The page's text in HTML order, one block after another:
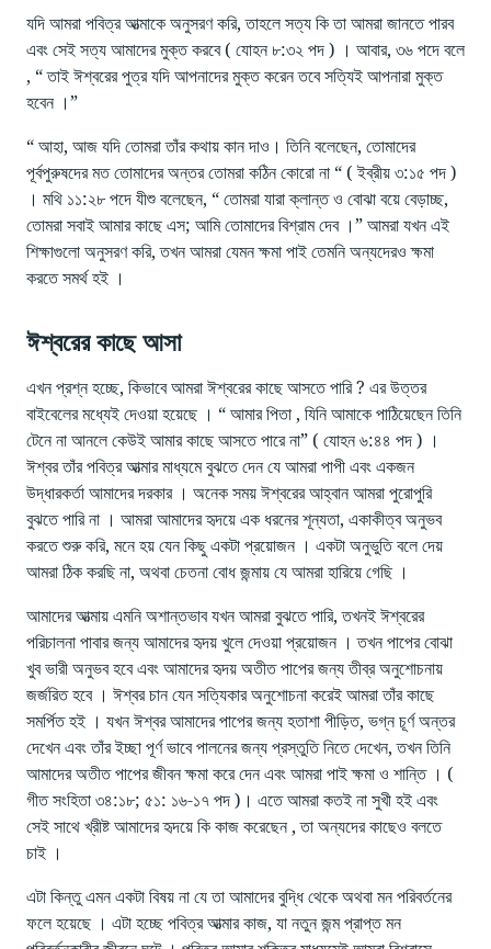
যদি আমরা পবিত্র আত্মাকে অনুসরণ করি, তাহলে সত্য কি তা আমরা জানতে পারব
এবং সেই সত্য আমাদের মুক্ত করবে ( যোহন ৮:৩২ পদ ) । আবার, ৩৬ পদে বলে
, “ তাই ঈশ্বরের পুত্র যদি আপনাদের মুক্ত করেন তবে সত্যিই আপনারা মুক্ত
হবেন ।”
“ আহা, আজ যদি তোমরা তাঁর কথায় কান দাও। তিনি বলেছেন, তোমাদের
পূর্বপুরুষদের মত তোমাদের অন্তর তোমরা কঠিন কোরো না “ ( ইব্রীয় ৩:১৫ পদ )
। মথি ১১:২৮ পদে যীশু বলেছেন, “ তোমরা যারা ক্লান্ত ও বোঝা বয়ে বেড়াচ্ছ,
তোমরা সবাই আমার কাছে এস; আমি তোমাদের বিশ্রাম দেব ।” আমরা যখন এই
শিক্ষাগুলো অনুসরণ করি, তখন আমরা যেমন ক্ষমা পাই তেমনি অন্যদেরও ক্ষমা
করতে সমর্থ হই ।
ঈশ্বরের কাছে আসা
এখন প্রশ্ন হচ্ছে, কিভাবে আমরা ঈশ্বরের কাছে আসতে পারি ? এর উত্তর
বাইবেলের মধ্যেই দেওয়া হয়েছে । “ আমার পিতা , যিনি আমাকে পাঠিয়েছেন তিনি
টেনে না আনলে কেউই আমার কাছে আসতে পারে না” ( যোহন ৬:৪৪ পদ ) ।
ঈশ্বর তাঁর পবিত্র আত্মার মাধ্যমে বুঝতে দেন যে আমরা পাপী এবং একজন
উদ্ধারকর্তা আমাদের দরকার । অনেক সময় ঈশ্বরের আহ্বান আমরা পুরোপুরি
বুঝতে পারি না । আমরা আমাদের হৃদয়ে এক ধরনের শূন্যতা, একাকীত্ব অনুভব
করতে শুরু করি, মনে হয় যেন কিছু একটা প্রয়োজন । একটা অনুভুতি বলে দেয়
আমরা ঠিক করছি না, অথবা চেতনা বোধ জন্মায় যে আমরা হারিয়ে গেছি ।
আমাদের আত্মায় এমনি অশান্তভাব যখন আমরা বুঝতে পারি, তখনই ঈশ্বরের
পরিচালনা পাবার জন্য আমাদের হৃদয় খুলে দেওয়া প্রয়োজন । তখন পাপের বোঝা
খুব ভারী অনুভব হবে এবং আমাদের হৃদয় অতীত পাপের জন্য তীব্র অনুশোচনায়
জর্জরিত হবে । ঈশ্বর চান যেন সত্যিকার অনুশোচনা করেই আমরা তাঁর কাছে
সমর্পিত হই । যখন ঈশ্বর আমাদের পাপের জন্য হতাশা পীড়িত, ভগ্ন চূর্ণ অন্তর
দেখেন এবং তাঁর ইচ্ছা পূর্ণ ভাবে পালনের জন্য প্রস্তুতি নিতে দেখেন, তখন তিনি
আমাদের অতীত পাপের জীবন ক্ষমা করে দেন এবং আমরা পাই ক্ষমা ও শান্তি । (
গীত সংহিতা ৩৪:১৮; ৫১: ১৬-১৭ পদ )। এতে আমরা কতই না সুখী হই এবং
সেই সাথে খ্রীষ্ট আমাদের হৃদয়ে কি কাজ করেছেন , তা অন্যদের কাছেও বলতে
চাই ।
এটা কিন্তু এমন একটা বিষয় না যে তা আমাদের বুদ্ধি থেকে অথবা মন পরিবর্তনের
ফলে হয়েছে । এটা হচ্ছে পবিত্র আত্মার কাজ, যা নতুন জন্ম প্রাপ্ত মন